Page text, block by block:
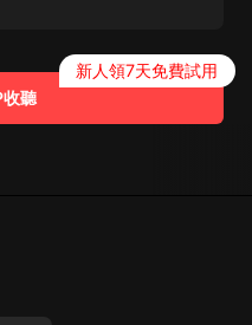
聽
新人領7天免費試用